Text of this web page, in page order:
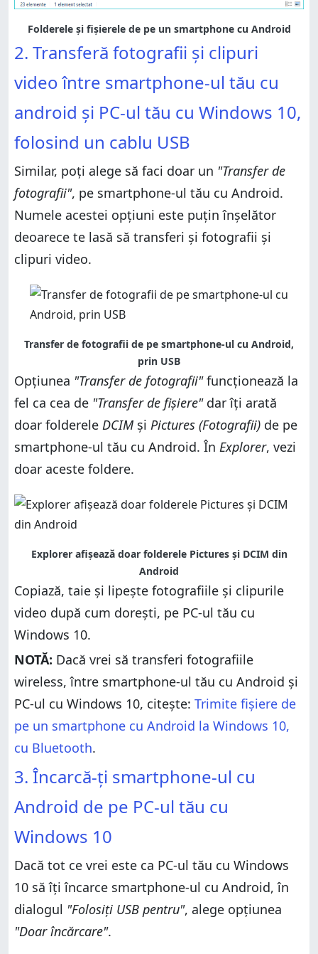
Folderele și fișierele de pe un smartphone cu Android
2. Transferă fotografii și clipuri
video între smartphone-ul tău cu
android și PC-ul tău cu Windows 10,
folosind un cablu USB
Similar, poți alege să faci doar un "Transfer de
fotografii", pe smartphone-ul tău cu Android.
Numele acestei opțiuni este puțin înșelător
deoarece te lasă să transferi și fotografii și
clipuri video.
Transfer de fotografii de pe smartphone-ul cu Android,
prin USB
Opțiunea "Transfer de fotografii"funcționează la
fel ca cea de "Transfer de fișiere"dar îți arată
doar folderele DCIM și Pictures (Fotografii) de pe
smartphone-ul tău cu Android. În Explorer, vezi
doar aceste foldere.
Explorer afișează doar folderele Pictures și DCIM din
Android
Copiază, taie și lipește fotografiile și clipurile
video după cum dorești, pe PC-ul tău cu
Windows 10.
NOTĂ: Dacă vrei să transferi fotografiile
wireless, între smartphone-ul tău cu Android și
PC-ul cu Windows 10, citește: Trimite fișiere de
pe un smartphone cu Android la Windows 10,
cu Bluetooth.
3. Încarcă-ți smartphone-ul cu
Android de pe PC-ul tău cu
Windows 10
Dacă tot ce vrei este ca PC-ul tău cu Windows
10 să îți încarce smartphone-ul cu Android, în
dialogul "Folosiți USB pentru", alege opțiunea
"Doar încărcare".